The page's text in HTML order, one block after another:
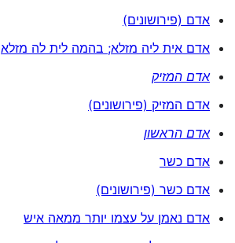
אדם (פירושונים)
אדם אית ליה מזלא; בהמה לית לה מזלא
אדם המזיק
אדם המזיק (פירושונים)
אדם הראשון
אדם כשר
אדם כשר (פירושונים)
אדם נאמן על עצמו יותר ממאה איש